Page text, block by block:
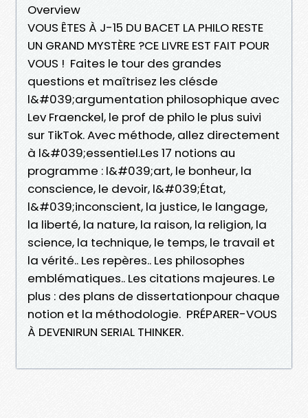
Overview
VOUS ÊTES À J-15 DU BACET LA PHILO RESTE
UN GRAND MYSTÈRE ?CE LIVRE EST FAIT POUR
VOUS ! Faites le tour des grandes
questions et maîtrisez les clésde
l&#039;argumentation philosophique avec
Lev Fraenckel, le prof de philo le plus suivi
sur TikTok. Avec méthode, allez directement
à l&#039;essentiel.Les 17 notions au
programme : l&#039;art, le bonheur, la
conscience, le devoir, l&#039;État,
l&#039;inconscient, la justice, le langage,
la liberté, la nature, la raison, la religion, la
science, la technique, le temps, le travail et
la vérité.. Les repères.. Les philosophes
emblématiques.. Les citations majeures. Le
plus : des plans de dissertationpour chaque
notion et la méthodologie. PRÉPARER-VOUS
À DEVENIRUN SERIAL THINKER.